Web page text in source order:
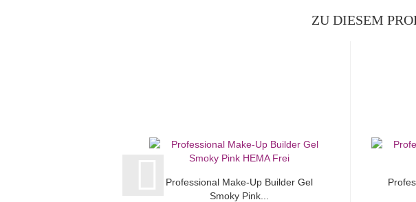
ZU DIESEM
Professional Make-Up Builder Gel
Smoky Pink...